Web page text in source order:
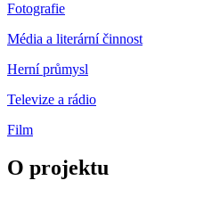
Fotografie
Média a literární činnost
Herní průmysl
Televize a rádio
Film
O projektu